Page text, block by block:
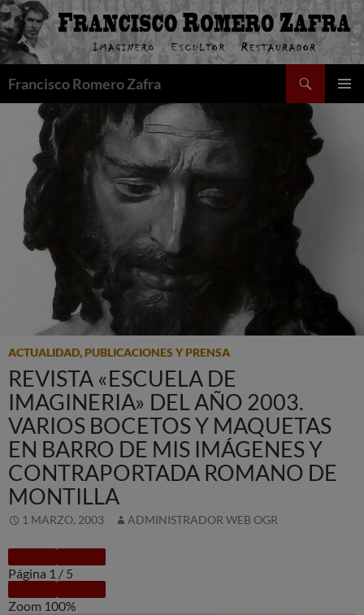
Saltar
al
contenido
Francisco Romero Zafra
ACTUALIDAD, PUBLICACIONES Y PRENSA
REVISTA «ESCUELA DE
IMAGINERIA» DEL AÑO 2003.
VARIOS BOCETOS Y MAQUETAS
EN BARRO DE MIS IMÁGENES Y
CONTRAPORTADA ROMANO DE
MONTILLA
1 MARZO, 2003 ADMINISTRADOR WEB OGR
Página 1 / 5
Zoom 100%